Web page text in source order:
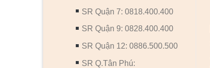
SR Quận 7: 0818.400.400
SR Quận 9: 0828.400.400
SR Quận 12: 0886.500.500
SR Q.Tân Phú: